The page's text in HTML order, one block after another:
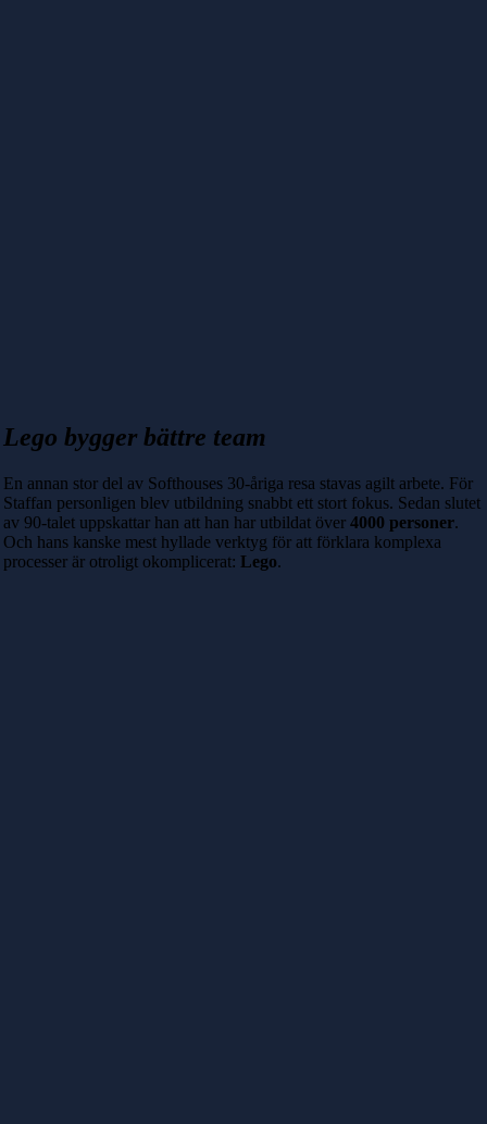
Lego bygger bättre team
En annan stor del av Softhouses 30-åriga resa stavas agilt arbete. För
Staffan personligen blev utbildning snabbt ett stort fokus. Sedan slutet
av 90-talet uppskattar han att han har utbildat över 4000 personer.
Och hans kanske mest hyllade verktyg för att förklara komplexa
processer är otroligt okomplicerat: Lego.